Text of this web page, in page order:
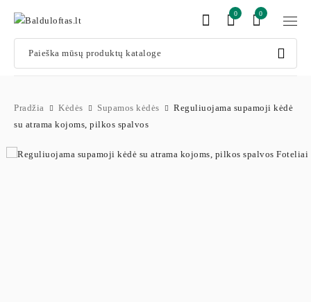
0
0
Pradžia Kėdės Supamos kėdės
Reguliuojama supamoji kėdė
su atrama kojoms, pilkos spalvos